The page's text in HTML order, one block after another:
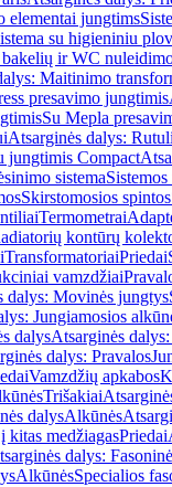
elementai jungtims
su higieniniu
ir WC
Maitinimo
presavimo jungtimis
Su Mepla
Atsarginės dalys:
jungtimis Compact
sistema
Skirstomosios spintos
Termometrai
kontūrų
TransformatoriaiPriedai
vamzdžiai
dalys: Movinės jungtys
Jungiamosios
dalysAtsarginės
dalys: Pravalos
Vamzdžių apkabos
Trišakiai
dalysAlkūnės
kitas medžiagasPriedai
dalys:
AlkūnėsSpecialios